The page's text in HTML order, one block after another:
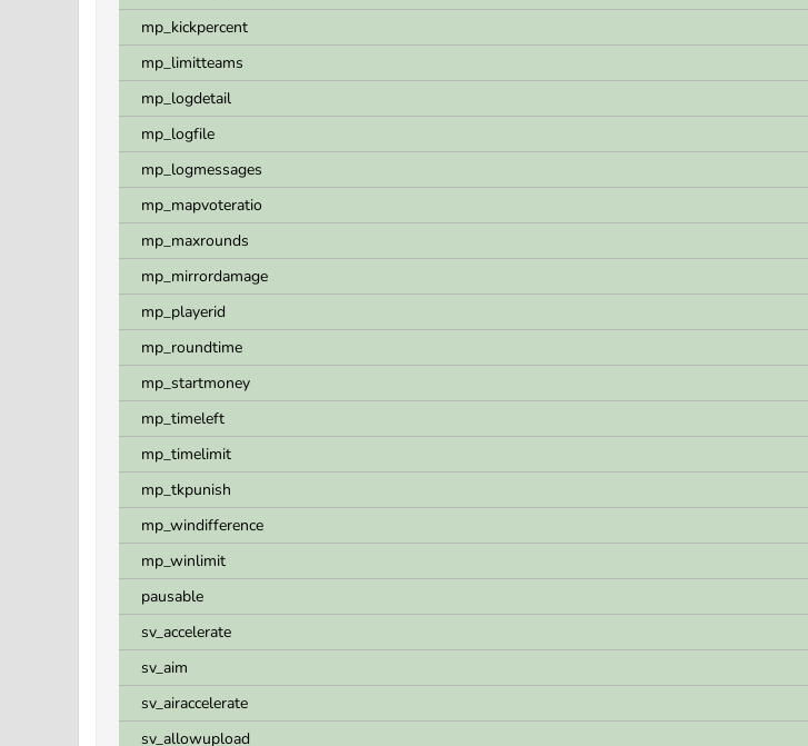
mp_kickpercent
mp_limitteams
mp_logdetail
mp_logfile
mp_logmessages
mp_mapvoteratio
mp_maxrounds
mp_mirrordamage
mp_playerid
mp_roundtime
mp_startmoney
mp_timeleft
mp_timelimit
mp_tkpunish
mp_windifference
mp_winlimit
pausable
sv_accelerate
sv_aim
sv_airaccelerate
sv_allowupload